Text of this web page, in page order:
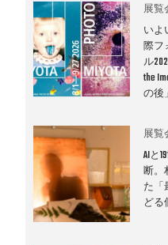
展覧
いよ
際フ
ル
the
の後」
展覧
AIと
断。
た「
どる